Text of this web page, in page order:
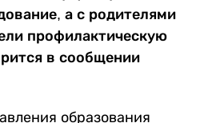
а с родителями
профилактическую
в сообщении
образования